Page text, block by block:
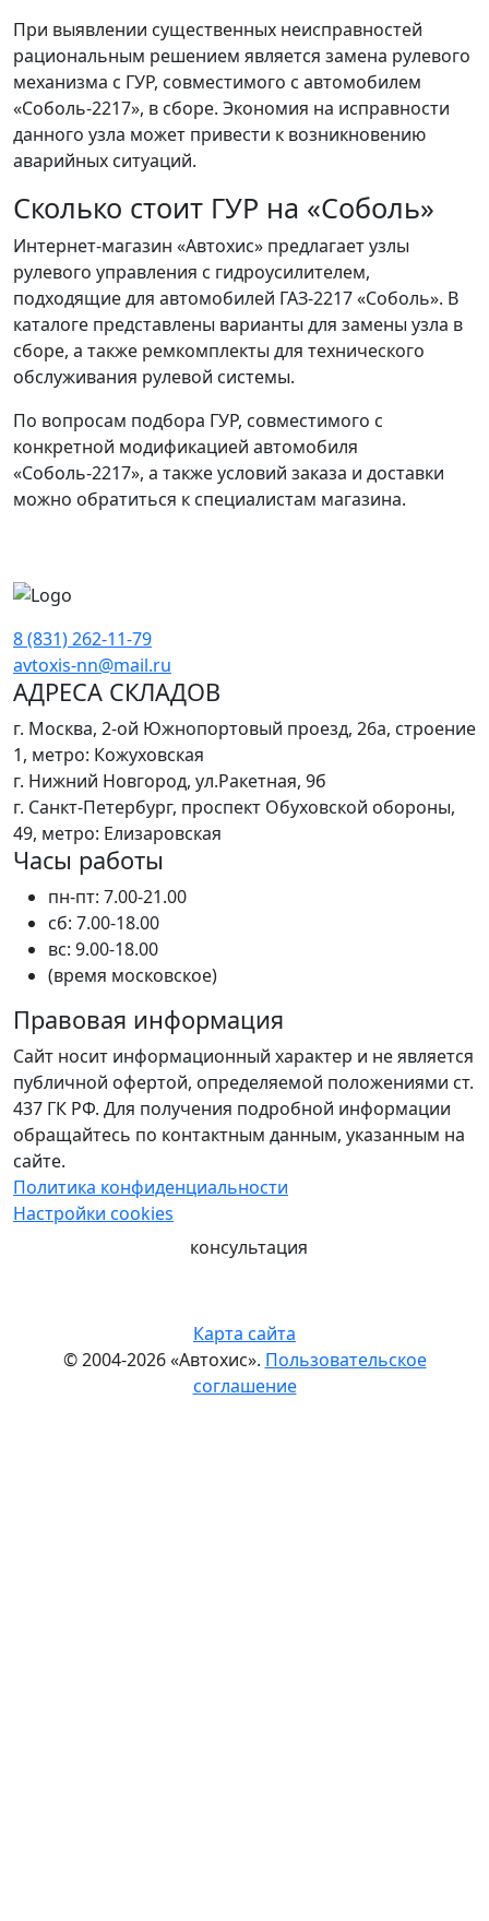
При выявлении существенных неисправностей
рациональным решением является замена рулевого
механизма с ГУР, совместимого с автомобилем
«Соболь-2217», в сборе. Экономия на исправности
данного узла может привести к возникновению
аварийных ситуаций.
Сколько стоит ГУР на «Соболь»
Интернет-магазин «Автохис» предлагает узлы
рулевого управления с гидроусилителем,
подходящие для автомобилей ГАЗ-2217 «Соболь». В
каталоге представлены варианты для замены узла в
сборе, а также ремкомплекты для технического
обслуживания рулевой системы.
По вопросам подбора ГУР, совместимого с
конкретной модификацией автомобиля
«Соболь-2217», а также условий заказа и доставки
можно обратиться к специалистам магазина.
8 (831) 262-11-79
avtoxis-nn@mail.ru
АДРЕСА СКЛАДОВ
г. Москва, 2-ой Южнопортовый проезд, 26а, строение
1, метро: Кожуховская
г. Нижний Новгород, ул.Ракетная, 9б
г. Санкт-Петербург, проспект Обуховской обороны,
49, метро: Елизаровская
Часы работы
пн-пт: 7.00-21.00
сб: 7.00-18.00
вс: 9.00-18.00
(время московское)
Правовая информация
Сайт носит информационный характер и не является
публичной офертой, определяемой положениями ст.
437 ГК РФ. Для получения подробной информации
обращайтесь по контактным данным, указанным на
сайте.
Политика конфиденциальности
Настройки cookies
консультация
Карта сайта
© 2004-2026 «Автохис». Пользовательское
соглашение